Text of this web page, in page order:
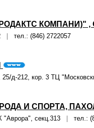
КОМПАНИ)"
тел.: (846) 2722057
25/д-212, кор. 3 ТЦ
И СПОРТА,
"Аврора", секц.313 тел.: